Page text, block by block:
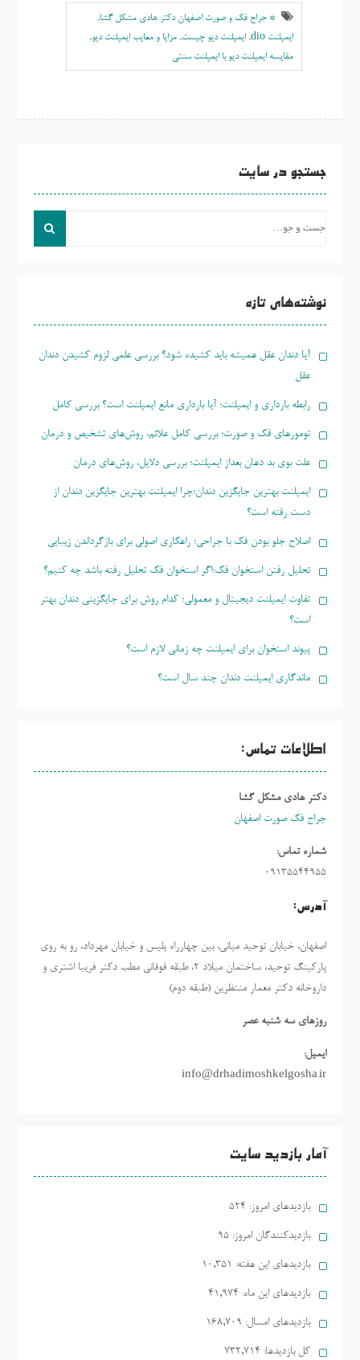
* جراح فک و صورت اصفهان دکتر هادی مشکل گشا,
ایمپلنت dio
, ایمپلنت دیو چیست, مزایا و معایب ایمپلنت دیو,
مقایسه ایمپلنت دیو با ایمپلنت سنتی
جستجو در سایت
نوشته‌های تازه
آیا دندان عقل همیشه باید کشیده شود؟ بررسی علمی لزوم کشیدن دندان
عقل
رابطه بارداری و ایمپلنت؛ آیا بارداری مانع ایمپلنت است؟ بررسی کامل
تومورهای فک و صورت؛ بررسی کامل علائم، روش‌های تشخیص و درمان
علت بوی بد دهان بعداز ایمپلنت؛ بررسی دلایل، روش‌های درمان
ایمپلنت بهترین جایگزین دندان؛چرا ایمپلنت بهترین جایگزین دندان از
دست رفته است؟
اصلاح جلو بودن فک با جراحی؛ راهکاری اصولی برای بازگرداندن زیبایی
تحلیل رفتن استخوان فک؛اگر استخوان فک تحلیل رفته باشد چه کنیم؟
تفاوت ایمپلنت دیجیتال و معمولی؛ کدام روش برای جایگزینی دندان بهتر
است؟
پیوند استخوان برای ایمپلنت چه زمانی لازم است؟
ماندگاری ایمپلنت دندان چند سال است؟
اطلاعات تماس:
دکتر هادی مشکل گشا
جراح فک صورت اصفهان
شماره تماس:
09135544955
آدرس:
اصفهان، خیابان توحید میانی، بین چهارراه پلیس و خیابان مهرداد، رو به روی
پارکینگ توحید، ساختمان میلاد ٢، طبقه فوقانی مطب دکتر فریبا اشتری و
داروخانه دکتر معمار منتظرین (طبقه دوم)
روزهاي سه شنبه عصر
ایمیل:
info@drhadimoshkelgosha.ir
آمار بازدید سایت
بازدیدهای امروز: 524
بازدیدکنندگان امروز: 95
بازدیدهای این هفته: 10,351
بازدیدهای این ماه: 41,974
بازدیدهای امسال: 168,709
کل بازدیدها: 732,714